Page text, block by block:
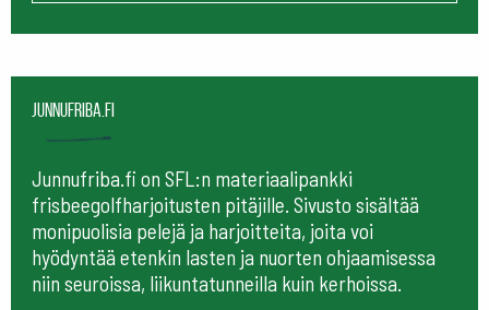
Junnufriba.fi
Junnufriba.fi on SFL:n materiaalipankki
frisbeegolfharjoitusten pitäjille. Sivusto sisältää
monipuolisia pelejä ja harjoitteita, joita voi
hyödyntää etenkin lasten ja nuorten ohjaamisessa
niin seuroissa, liikuntatunneilla kuin kerhoissa.